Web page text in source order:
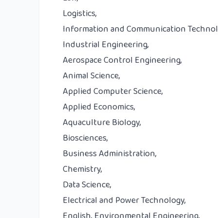
Logistics,
Information and Communication
Industrial Engineering,
Aerospace Control Engineering,
Animal Science,
Applied Computer Science,
Applied Economics,
Aquaculture Biology,
Biosciences,
Business Administration,
Chemistry,
Data Science,
Electrical and Power Technology,